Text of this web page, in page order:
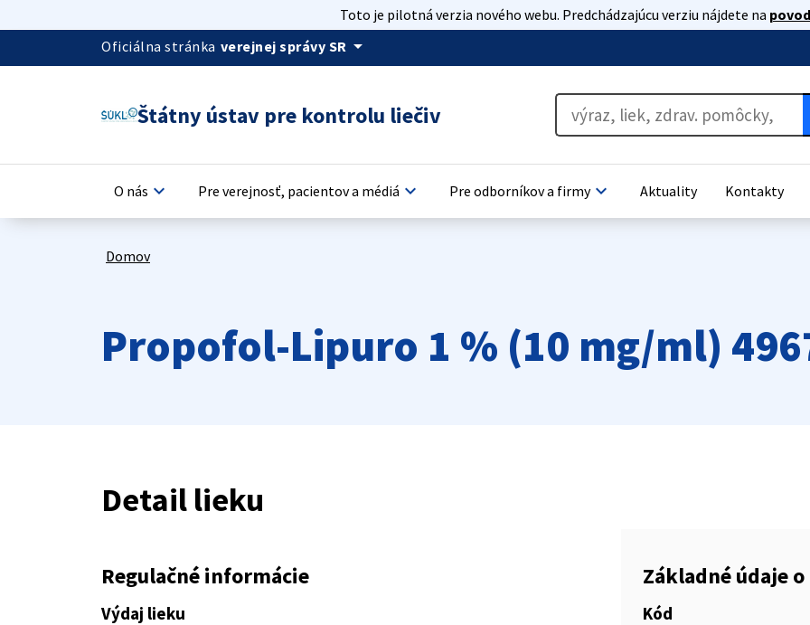
Toto je pilotná verzia nového webu. Predchádzajúcu verziu nájdete na
Oficiálna stránka verejnej správy SR arrow_drop_down
Štátny ústav pre kontrolu liečiv
O nás keyboard_arrow_down Pre verejnosť, pacientov a médiá keyboard_arrow_down Pre odborníkov a firmykeyboard_arrow_down Aktuality Kontakty
Domov
Propofol-Lipuro 1 % (10 mg/ml)
Detail lieku
Regulačné informácie
Výdaj lieku
Základné údaje
Kód